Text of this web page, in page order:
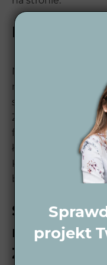
Kilka słów
Nasza
miejsce, gdzie
spotykają się, by
Zalewie realizujemy
funkcjonalność,
łatwe w utrzymaniu
Każdy ogród
by odzwierciedlał
Skontaktuj
marzenie
Zalewie!
projekt